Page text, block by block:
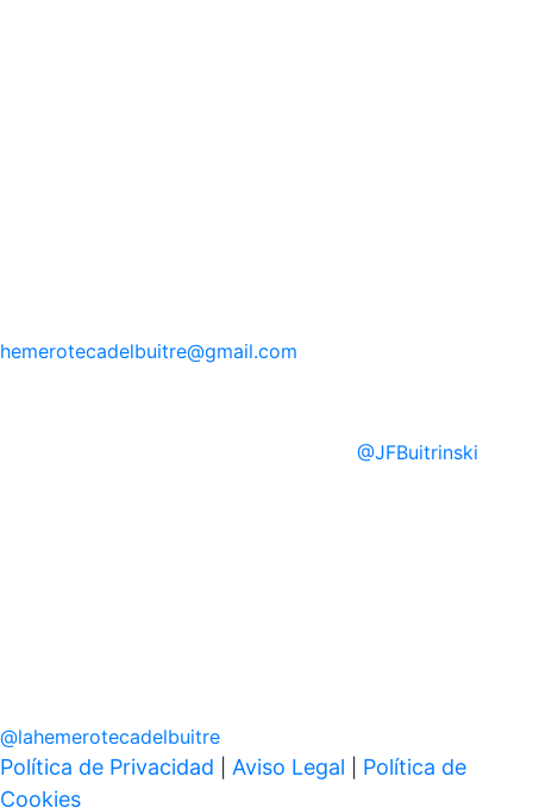
hemerotecadelbuitre@gmail.com
@JFBuitrinski
@lahemerotecadelbuitre
Política de Privacidad Aviso Legal
Política de
Cookies